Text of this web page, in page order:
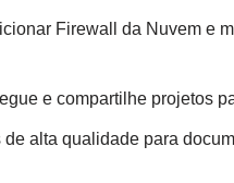
Firewall da Nuvem e
e compartilhe projetos
de alta qualidade para